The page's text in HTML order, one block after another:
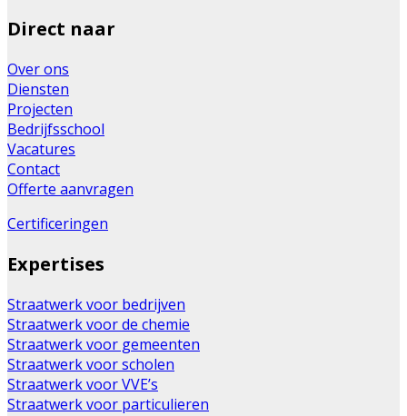
Direct naar
Over ons
Diensten
Projecten
Bedrijfsschool
Vacatures
Contact
Offerte aanvragen
Certificeringen
Expertises
Straatwerk voor bedrijven
Straatwerk voor de chemie
Straatwerk voor gemeenten
Straatwerk voor scholen
Straatwerk voor VVE’s
Straatwerk voor particulieren